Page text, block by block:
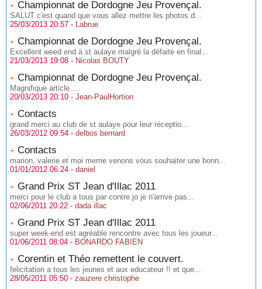
Championnat de Dordogne Jeu Provençal.
SALUT c'est quand que vous allez mettre les photos d...
25/03/2013 20:57 - Labrue
Championnat de Dordogne Jeu Provençal.
Excellent weed end à st aulaye malgré la défaite en final...
21/03/2013 19:08 - Nicolas BOUTY
Championnat de Dordogne Jeu Provençal.
Magnifique article....
20/03/2013 20:10 - Jean-PaulHortion
Contacts
grand merci au club de st aulaye pour leur réceptio...
26/03/2012 09:54 - delbos bernard
Contacts
marion, valerie et moi meme venons vous souhaiter une bonn...
01/01/2012 06:24 - daniel
Grand Prix ST Jean d'Illac 2011
merci pour le club a tous par contre jo je n'arrive pas...
02/06/2011 20:22 - dada illac
Grand Prix ST Jean d'Illac 2011
super week-end est agréable rencontre avec tous les joueur...
01/06/2011 08:04 - BONARDO FABIEN
Corentin et Théo remettent le couvert.
felicitation a tous les jeunes et aux educateur !! et que...
28/05/2011 05:50 - zauzere christophe